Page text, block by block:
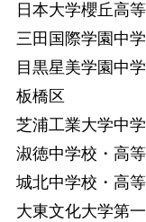
日本大学櫻丘高
三田国際学園中
目黒星美学園中
板橋区
芝浦工業大学中
淑徳中学校・高
城北中学校・高
大東文化大学第